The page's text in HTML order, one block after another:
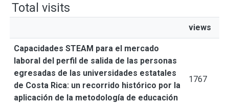
Total visits
views
Capacidades STEAM para el mercado
laboral del perfil de salida de las personas
egresadas de las universidades estatales
de Costa Rica: un recorrido histórico por la
aplicación de la metodología de educación
1767